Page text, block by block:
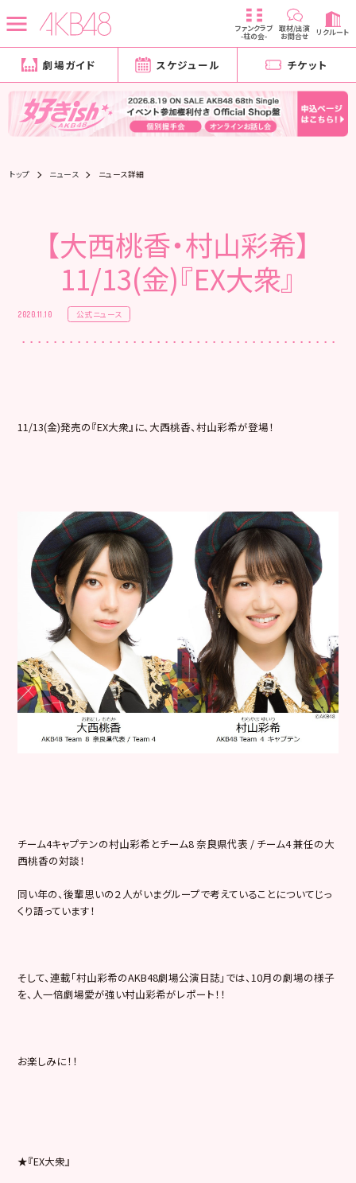
ファンクラブ
-柱の会-
取材/出演
お問合せ リクルート
劇場ガイド スケジュール チケット
トップ ニュース ニュース詳細
【大西桃香・村山彩希】
11/13(金)『EX大衆』
2020.11.10 公式ニュース
11/13(金)発売の『EX大衆』に、大西桃香、村山彩希が登場！
チーム4キャプテンの村山彩希とチーム8 奈良県代表 / チーム4 兼任の大
西桃香の対談！
同い年の、後輩思いの２人がいまグループで考えていることについてじっ
くり語っています！
そして、連載「村山彩希のAKB48劇場公演日誌」では、10月の劇場の様子
を、人一倍劇場愛が強い村山彩希がレポート！！
お楽しみに！！
★『EX大衆』